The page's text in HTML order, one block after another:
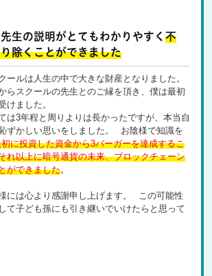
生の説明がとてもわかりやすく不
除くことができました
ールは人生の中で大きな財産となりました。
らスクールの先生とのご縁を頂き、僕は最初
けました。
は3年程と周りよりは長かったですが、本当自
ずかしい思いをしました。 お陰様で知識を
に投資した資金から3バーガーを達成するこ
れ以上に暗号通貨の未来、ブロックチェーン
ができました。
には心より感謝申し上げます。 この可能性
て子ども孫にも引き継いでいけたらと思って